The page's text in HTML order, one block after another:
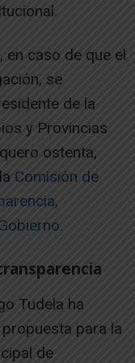
en caso de que el
se
de la
y Provincias
ostenta,
Comisión de
Tudela ha
para la
de